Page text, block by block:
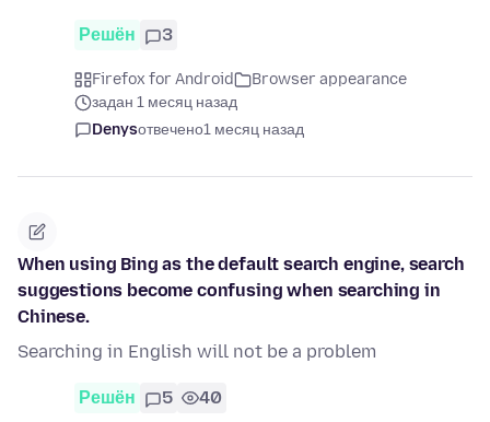
Решён 3
Firefox for Android
Browser appearance
задан 1 месяц назад
Denysотвечено1 месяц назад
When using Bing as the default search engine, search
suggestions become confusing when searching in
Chinese.
Searching in English will not be a problem
Решён 5 40